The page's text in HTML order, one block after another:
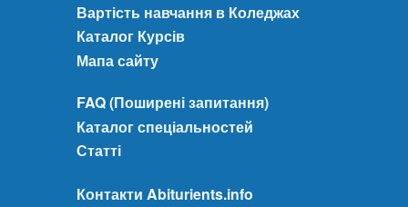
Вартість навчання в Коледжах
Каталог Курсів
Мапа сайту
FAQ (Поширені запитання)
Каталог спеціальностей
Статті
Контакти Abiturients.info